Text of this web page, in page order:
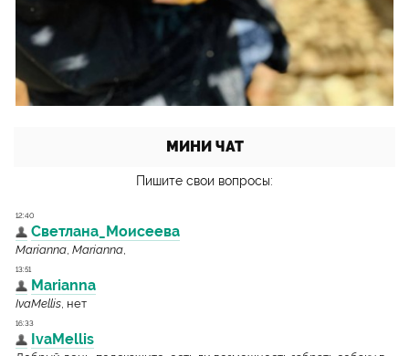
МИНИ ЧАТ
Пишите свои вопросы: